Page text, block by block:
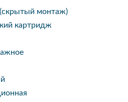
монтаж)
картридж